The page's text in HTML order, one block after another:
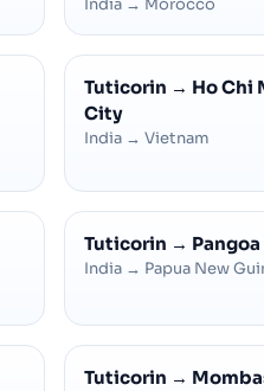
India → Morocco
Tuticorin → Ho Chi
City
India → Vietnam
Tuticorin → Pangoa
India → Papua New
Tuticorin →